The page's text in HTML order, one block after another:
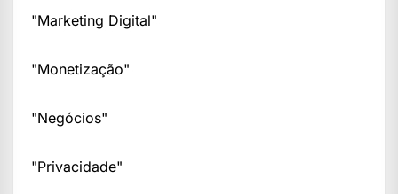
"Marketing Digital"
"Monetização"
"Negócios"
"Privacidade"